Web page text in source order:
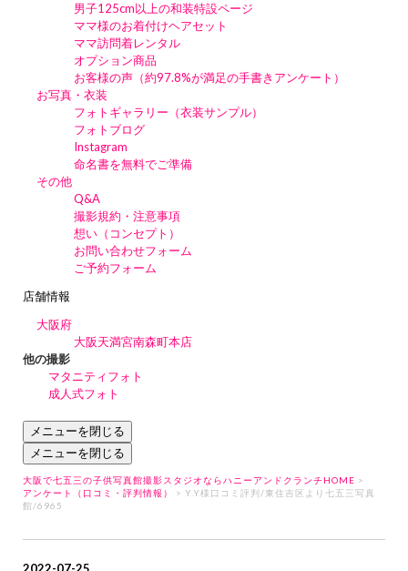
男子125cm以上の和装特設ページ
ママ様のお着付けヘアセット
ママ訪問着レンタル
オプション商品
お客様の声（約97.8%が満足の手書きアンケート）
お写真・衣装
フォトギャラリー（衣装サンプル）
フォトブログ
Instagram
命名書を無料でご準備
その他
Q&A
撮影規約・注意事項
想い（コンセプト）
お問い合わせフォーム
ご予約フォーム
店舗情報
大阪府
大阪天満宮南森町本店
他の撮影
マタニティフォト
成人式フォト
メニューを閉じる
メニューを閉じる
大阪で七五三の子供写真館撮影スタジオならハニーアンドクランチHOME >
アンケート（口コミ・評判情報）
> Y.Y様口コミ評判/東住吉区より七五三写真
館/6965
2022-07-25